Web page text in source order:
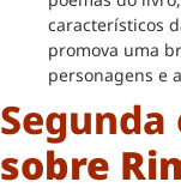
característicos
promova uma
personagens e
Segunda
sobre